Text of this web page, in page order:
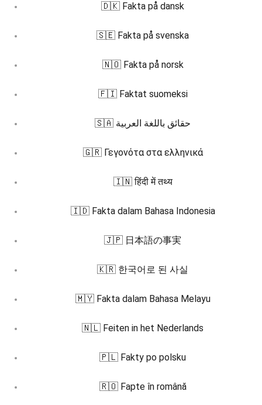
🇩🇰 Fakta på dansk
🇸🇪 Fakta på svenska
🇳🇴 Fakta på norsk
🇫🇮 Faktat suomeksi
🇸🇦 حقائق باللغة العربية
🇬🇷 Γεγονότα στα ελληνικά
🇮🇳 हिंदी में तथ्य
🇮🇩 Fakta dalam Bahasa Indonesia
🇯🇵 日本語の事実
🇰🇷 한국어로 된 사실
🇲🇾 Fakta dalam Bahasa Melayu
🇳🇱 Feiten in het Nederlands
🇵🇱 Fakty po polsku
🇷🇴 Fapte în română